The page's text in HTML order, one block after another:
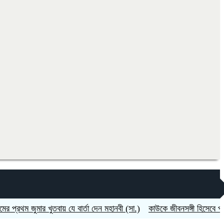
খুতবায় যে বার্তা দেন মহানবী (সা.) কাউকে জীবনসঙ্গী হিসেবে পাওয়ার জন্য